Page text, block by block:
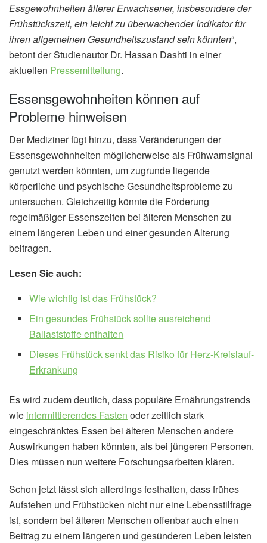
Essgewohnheiten älterer Erwachsener, insbesondere der
Frühstückszeit, ein leicht zu überwachender Indikator für
ihren allgemeinen Gesundheitszustand sein könnten“,
betont der Studienautor Dr. Hassan Dashti in einer
aktuellen Pressemitteilung.
Essensgewohnheiten können auf
Probleme hinweisen
Der Mediziner fügt hinzu, dass Veränderungen der
Essensgewohnheiten möglicherweise als Frühwarnsignal
genutzt werden könnten, um zugrunde liegende
körperliche und psychische Gesundheitsprobleme zu
untersuchen. Gleichzeitig könnte die Förderung
regelmäßiger Essenszeiten bei älteren Menschen zu
einem längeren Leben und einer gesunden Alterung
beitragen.
Lesen Sie auch:
Wie wichtig ist das Frühstück?
Ein gesundes Frühstück sollte ausreichend
Ballaststoffe enthalten
Dieses Frühstück senkt das Risiko für Herz-Kreislauf-
Erkrankung
Es wird zudem deutlich, dass populäre Ernährungstrends
wie intermittierendes Fasten oder zeitlich stark
eingeschränktes Essen bei älteren Menschen andere
Auswirkungen haben könnten, als bei jüngeren Personen.
Dies müssen nun weitere Forschungsarbeiten klären.
Schon jetzt lässt sich allerdings festhalten, dass frühes
Aufstehen und Frühstücken nicht nur eine Lebensstilfrage
ist, sondern bei älteren Menschen offenbar auch einen
Beitrag zu einem längeren und gesünderen Leben leisten